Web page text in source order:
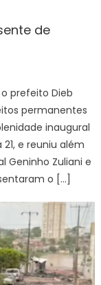
de
prefeito Dieb
permanentes
inaugural
e reuniu além
Geninho Zuliani e
o […]